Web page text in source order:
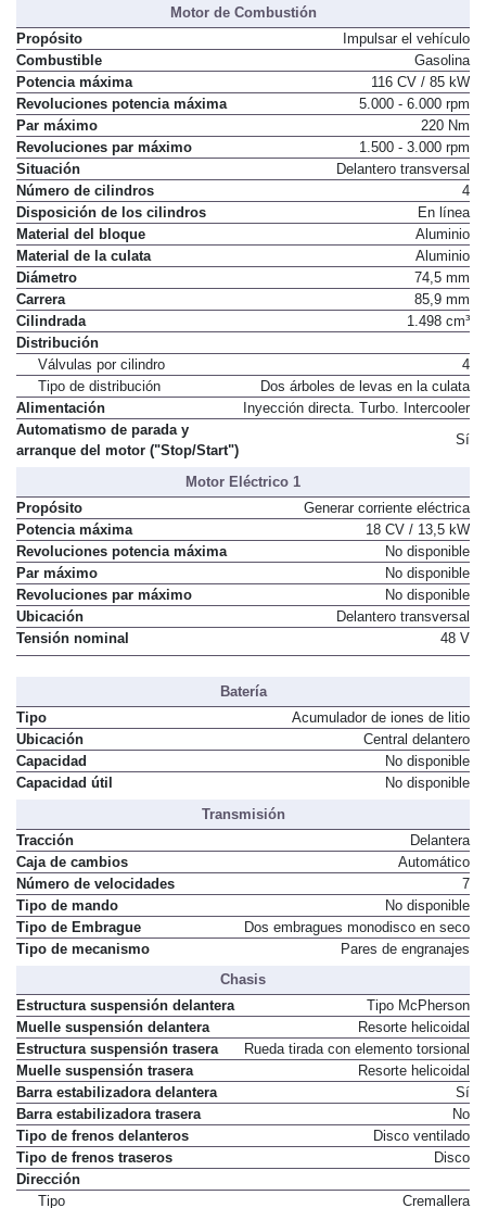
Motor de Combustión
Propósito
Impulsar el vehículo
Combustible
Gasolina
Potencia máxima
116 CV / 85 kW
Revoluciones potencia máxima
5.000 - 6.000 rpm
Par máximo
220 Nm
Revoluciones par máximo
1.500 - 3.000 rpm
Situación
Delantero transversal
Número de cilindros
4
Disposición de los cilindros
En línea
Material del bloque
Aluminio
Material de la culata
Aluminio
Diámetro
74,5 mm
Carrera
85,9 mm
Cilindrada
1.498 cm³
Distribución
Válvulas por cilindro
4
Tipo de distribución
Dos árboles de levas en la culata
Alimentación
Inyección directa. Turbo. Intercooler
Automatismo de parada y
arranque del motor ("Stop/Start")
Sí
Motor Eléctrico 1
Propósito
Generar corriente eléctrica
Potencia máxima
18 CV / 13,5 kW
Revoluciones potencia máxima
No disponible
Par máximo
No disponible
Revoluciones par máximo
No disponible
Ubicación
Delantero transversal
Tensión nominal
48 V
Batería
Tipo
Acumulador de iones de litio
Ubicación
Central delantero
Capacidad
No disponible
Capacidad útil
No disponible
Transmisión
Tracción
Delantera
Caja de cambios
Automático
Número de velocidades
7
Tipo de mando
No disponible
Tipo de Embrague
Dos embragues monodisco en seco
Tipo de mecanismo
Pares de engranajes
Chasis
Estructura suspensión delantera
Tipo McPherson
Muelle suspensión delantera
Resorte helicoidal
Estructura suspensión trasera
Rueda tirada con elemento torsional
Muelle suspensión trasera
Resorte helicoidal
Barra estabilizadora delantera
Sí
Barra estabilizadora trasera
No
Tipo de frenos delanteros
Disco ventilado
Tipo de frenos traseros
Disco
Dirección
Tipo
Cremallera